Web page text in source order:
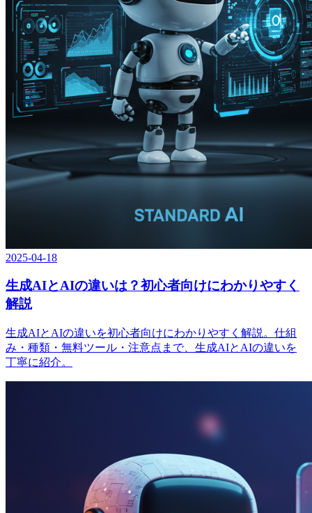
2025-04-18
生成AIとAIの違いは？初心者向けにわかりやすく
解説
生成AIとAIの違いを初心者向けにわかりやすく解説。仕組
み・種類・無料ツール・注意点まで、生成AIとAIの違いを
丁寧に紹介。